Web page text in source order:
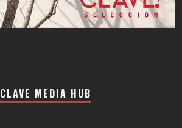
CLAVE MEDIA HUB